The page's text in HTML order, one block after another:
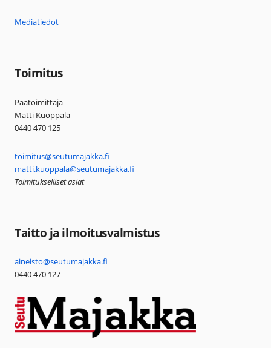
Mediatiedot
Toimitus
Päätoimittaja
Matti Kuoppala
0440 470 125
toimitus@seutumajakka.fi
matti.kuoppala@seutumajakka.fi
Toimitukselliset asiat
Taitto ja ilmoitusvalmistus
aineisto@seutumajakka.fi
0440 470 127